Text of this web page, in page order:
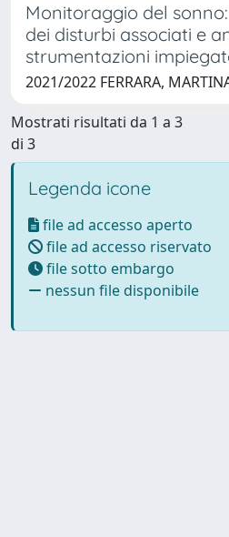
Monitoraggio del
dei disturbi associati e
strumentazioni
2021/2022 FERRARA,
Mostrati risultati da 1 a 3
di 3
Legenda icone
file ad accesso aperto
file ad accesso riservato
file sotto embargo
nessun file disponibile